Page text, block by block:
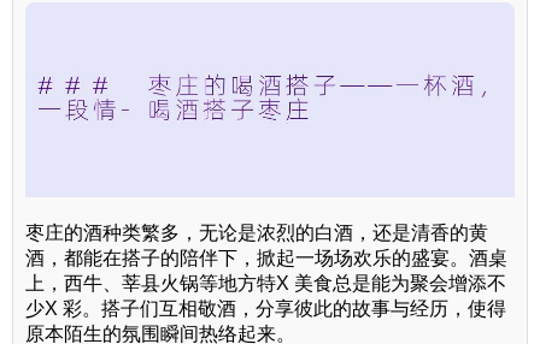
枣庄的酒种类繁多，无论是浓烈的白酒，还是清香的黄
酒，都能在搭子的陪伴下，掀起一场场欢乐的盛宴。酒桌
上，西牛、莘县火锅等地方特X 美食总是能为聚会增添不
少X 彩。搭子们互相敬酒，分享彼此的故事与经历，使得
原本陌生的氛围瞬间热络起来。